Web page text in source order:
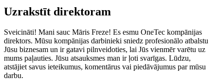
Uzrakstīt direktoram
Sveicināti! Mani sauc Māris Freze! Es esmu OneTec kompānijas
direktors. Mūsu kompānijas darbinieki sniedz profesionālo atbalstu
Jūsu biznesam un ir gatavi pilnveidoties, lai Jūs vienmēr varētu uz
mums paļauties. Jūsu atsauksmes man ir ļoti svarīgas. Lūdzu,
atstājiet savus ieteikumus, komentārus vai piedāvājumus par mūsu
darbu.